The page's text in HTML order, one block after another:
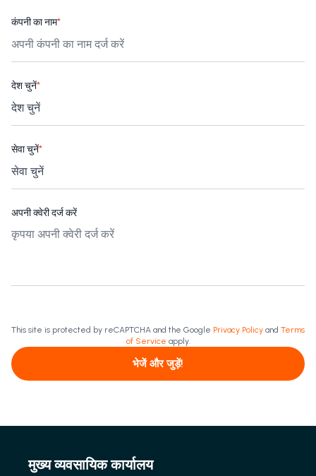
कंपनी का नाम*
देश चुनें*
सेवा चुनें*
अपनी क्वेरी दर्ज करें
This site is protected by reCAPTCHA and the Google Privacy Policy and Terms
of Service apply.
भेजें और जुड़ें!
मुख्य व्यवसायिक कार्यालय